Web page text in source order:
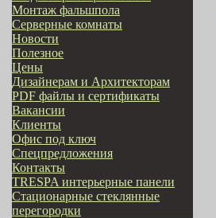
Монтаж фальшпола
Серверные комнаты
Новости
Полезное
Цены
Дизайнерам и Архитекторам
PDF файлы и сертификаты
Вакансии
Клиенты
Офис под ключ
Cпецпредложения
Контакты
TRESPA интерьерные панели
Стационарные стеклянные
перегородки